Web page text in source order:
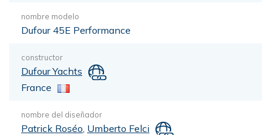
nombre modelo
Dufour 45E Performance
constructor
Dufour Yachts
France
nombre del diseñador
Patrick Roséo Umberto Felci